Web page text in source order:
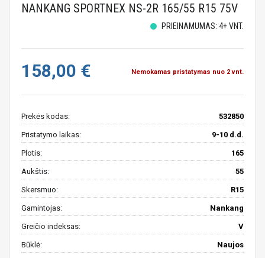
NANKANG SPORTNEX NS-2R 165/55 R15 75V
PRIEINAMUMAS: 4+ VNT.
158,00 € Nemokamas pristatymas nuo 2 vnt.
Prekės kodas: 532850
Pristatymo laikas: 9-10 d.d.
Plotis: 165
Aukštis: 55
Skersmuo: R15
Gamintojas: Nankang
Greičio indeksas: V
Būklė: Naujos